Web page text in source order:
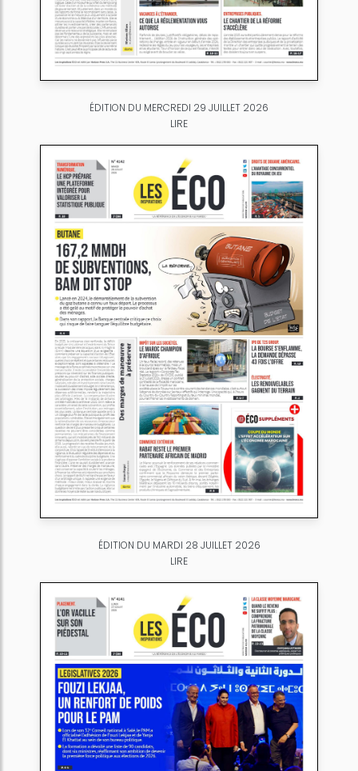
ÉDITION DU MERCREDI 29 JUILLET 2026
LIRE
ÉDITION DU MARDI 28 JUILLET 2026
LIRE